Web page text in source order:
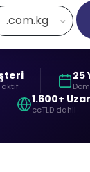
.com.kg
25
1.600+
ccTLD dahil